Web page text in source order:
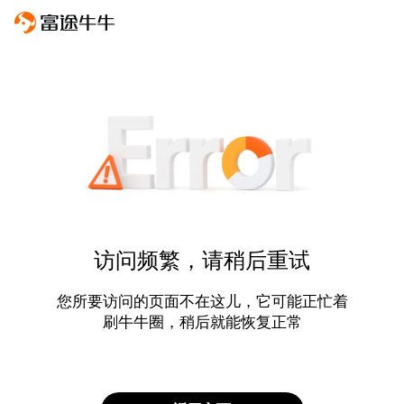
访问频繁，请稍后重试
您所要访问的页面不在这儿，它可能正忙着
刷牛牛圈，稍后就能恢复正常